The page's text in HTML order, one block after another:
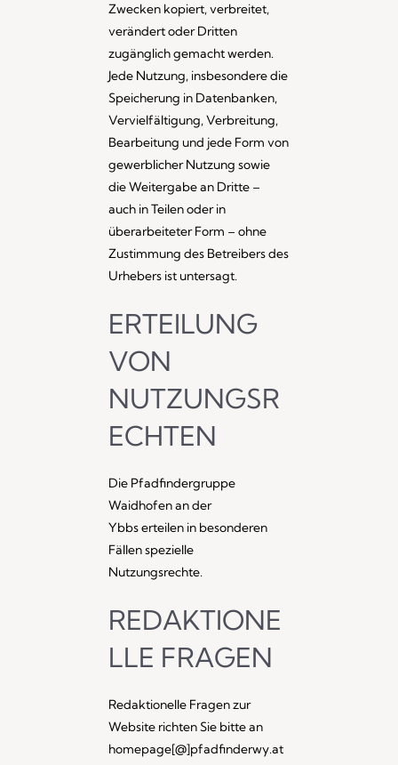
Zwecken kopiert, verbreitet,
verändert oder Dritten
zugänglich gemacht werden.
Jede Nutzung, insbesondere die
Speicherung in Datenbanken,
Vervielfältigung, Verbreitung,
Bearbeitung und jede Form von
gewerblicher Nutzung sowie
die Weitergabe an Dritte –
auch in Teilen oder in
überarbeiteter Form – ohne
Zustimmung des Betreibers des
Urhebers ist untersagt.
ERTEILUNG
VON
NUTZUNGSR
ECHTEN
Die Pfadfindergruppe
Waidhofen an der
Ybbs erteilen in besonderen
Fällen spezielle
Nutzungsrechte.
REDAKTIONE
LLE FRAGEN
Redaktionelle Fragen zur
Website richten Sie bitte an
homepage[@]pfadfinderwy.at